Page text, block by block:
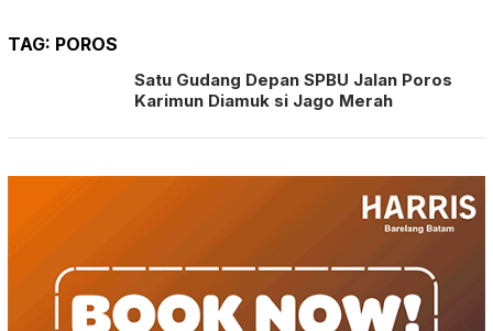
TAG: POROS
Satu Gudang Depan SPBU Jalan Poros
Karimun Diamuk si Jago Merah